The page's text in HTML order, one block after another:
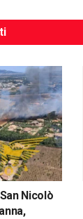
Nicolò